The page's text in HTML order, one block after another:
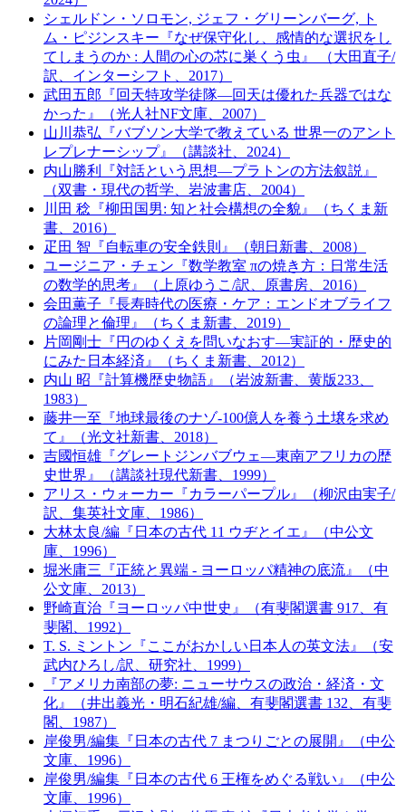
シェルドン・ソロモン, ジェフ・グリーンバーグ, ト
ム・ピジンスキー『なぜ保守化し、感情的な選択をし
てしまうのか : 人間の心の芯に巣くう虫』 （大田直子/
訳、インターシフト、2017）
武田五郎『回天特攻学徒隊―回天は優れた兵器ではな
かった』（光人社NF文庫、2007）
山川恭弘『バブソン大学で教えている 世界一のアント
レプレナーシップ』（講談社、2024）
内山勝利『対話という思想―プラトンの方法叙説』
（双書・現代の哲学、岩波書店、2004）
川田 稔『柳田国男: 知と社会構想の全貌』（ちくま新
書、2016）
疋田 智『自転車の安全鉄則』（朝日新書、2008）
ユージニア・チェン『数学教室 πの焼き方：日常生活
の数学的思考』（上原ゆうこ/訳、原書房、2016）
会田薫子『長寿時代の医療・ケア：エンドオブライフ
の論理と倫理』（ちくま新書、2019）
片岡剛士『円のゆくえを問いなおす―実証的・歴史的
にみた日本経済』（ちくま新書、2012）
内山 昭『計算機歴史物語』（岩波新書、黄版233、
1983）
藤井一至『地球最後のナゾ-100億人を養う土壌を求め
て』（光文社新書、2018）
吉國恒雄『グレートジンバブウェ―東南アフリカの歴
史世界』（講談社現代新書、1999）
アリス・ウォーカー『カラーパープル』（柳沢由実子/
訳、集英社文庫、1986）
大林太良/編『日本の古代 11 ウヂとイエ』（中公文
庫、1996）
堀米庸三『正統と異端 - ヨーロッパ精神の底流』（中
公文庫、2013）
野崎直治『ヨーロッパ中世史』（有斐閣選書 917、有
斐閣、1992）
T. S. ミントン『ここがおかしい日本人の英文法』（安
武内ひろし/訳、研究社、1999）
『アメリカ南部の夢: ニューサウスの政治・経済・文
化』（井出義光・明石紀雄/編、有斐閣選書 132、有斐
閣、1987）
岸俊男/編集『日本の古代 7 まつりごとの展開』（中公
文庫、1996）
岸俊男/編集『日本の古代 6 王権をめぐる戦い』（中公
文庫、1996）